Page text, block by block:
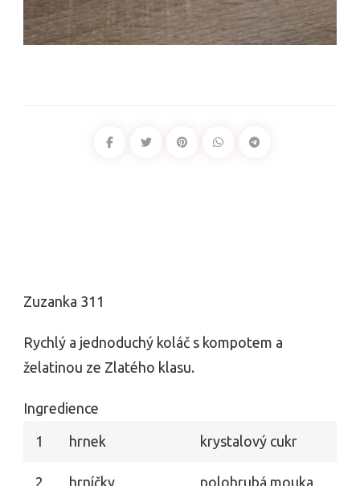
Zuzanka 311
Rychlý a jednoduchý koláč s kompotem a
želatinou ze Zlatého klasu.
Ingredience
1 hrnek krystalový cukr
2 hrníčky polohrubá mouka